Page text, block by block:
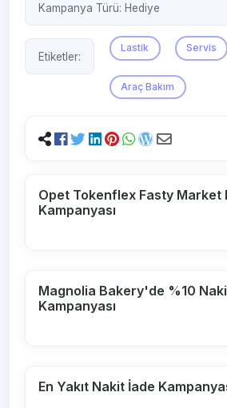
Kampanya Türü:Hediye
Etiketler:
Lastik Servis
Araç Bakım
Opet Tokenflex Fasty Market
Kampanyası
Magnolia Bakery'de %10
Kampanyası
En Yakıt Nakit İade